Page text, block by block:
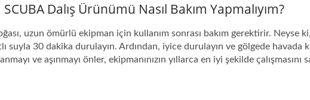
Dalış Ürünümü Nasıl Bakım Yapmalıyım?
uzun ömürlü ekipman için kullanım sonrası bakım gerektirir. Neyse
suyla 30 dakika durulayın. Ardından, iyice durulayın ve gölgede havada
ve aşınmayı önler, ekipmanınızın yıllarca en iyi şekilde çalışmasını